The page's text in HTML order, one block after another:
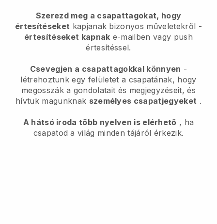
Szerezd meg a csapattagokat, hogy
értesítéseket kapjanak bizonyos műveletekről -
értesítéseket kapnak e-mailben vagy push
értesítéssel.
Csevegjen a csapattagokkal könnyen -
létrehoztunk egy felületet a csapatának, hogy
megosszák a gondolatait és megjegyzéseit, és
hívtuk magunknak személyes csapatjegyeket .
A hátsó iroda több nyelven is elérhető , ha
csapatod a világ minden tájáról érkezik.